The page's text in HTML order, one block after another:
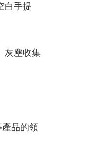
白手提
灰塵收集
產品的領